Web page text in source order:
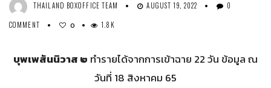
THAILAND BOXOFFICE TEAM AUGUST 19, 2022
0
COMMENT
0 1.8K
บุพเพสันนิวาส ๒ ทำรายได้จากการเข้าฉาย 22 วัน ข้อมูล ณ
วันที่ 18 สิงหาคม 65